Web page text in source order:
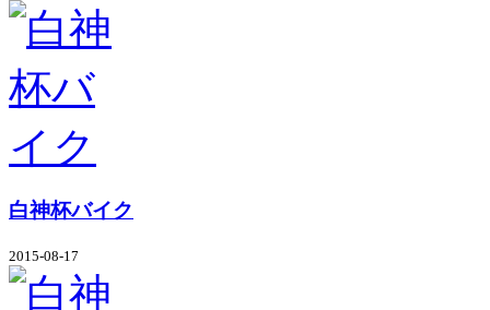
白神杯バイク
2015-08-17